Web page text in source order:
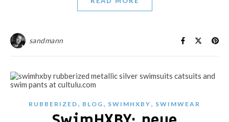
sandmann
RUBBERIZED , BLOG , SWIMHXBY , SWIMWEAR